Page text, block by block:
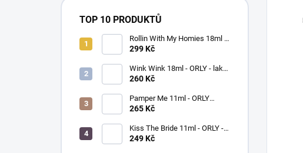
TOP 10 PRODUKTŮ
Rollin With My Homies 18ml -
ORLY - lak na nehty
299 Kč
Wink Wink 18ml - ORLY - lak
na nehty
260 Kč
Pamper Me 11ml - ORLY
BREATHABLE - ošetřující lak
265 Kč
Kiss The Bride 11ml - ORLY -
lak na nehty
249 Kč